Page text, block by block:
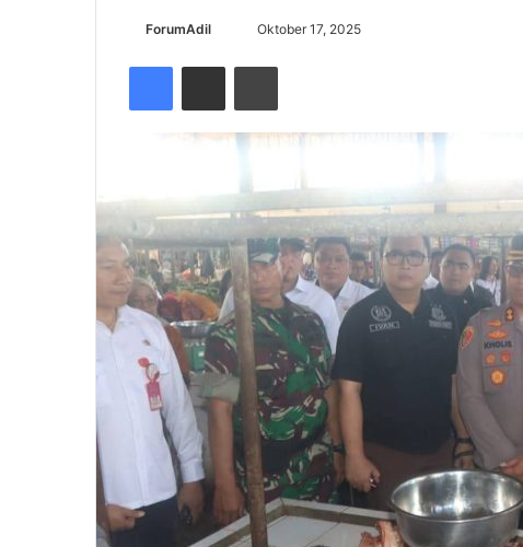
ForumAdil
SendOktober 17, 2025
FacebookShare via Email Cetak